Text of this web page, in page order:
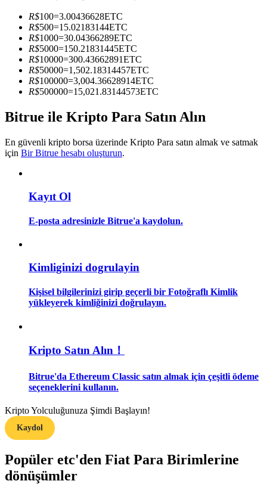
Bilgi
Rehber
Nasıl kârlı kalabileceğinizi öğrenin
R$100=3.00436628ETC
R$500=15.02183144ETC
R$1000=30.04366289ETC
R$5000=150.21831445ETC
R$10000=300.43662891ETC
R$50000=1,502.18314457ETC
R$100000=3,004.36628914ETC
R$500000=15,021.83144573ETC
Bitrue ile Kripto Para Satın Alın
En güvenli kripto borsa üzerinde Kripto Para satın almak ve satmak
için Bir Bitrue hesabı oluşturun.
Kayıt Ol
E-posta adresinizle Bitrue'a kaydolun.
Kimliginizi dogrulayin
Kişisel bilgilerinizi girip geçerli bir Fotoğraflı Kimlik
yükleyerek kimliğinizi doğrulayın.
Kripto Satın Alın！
Bitrue'da Ethereum Classic satın almak için çeşitli ödeme
seçeneklerini kullanın.
Kripto Yolculuğunuza Şimdi Başlayın!
Kaydol
Popüler etc'den Fiat Para Birimlerine
dönüşümler